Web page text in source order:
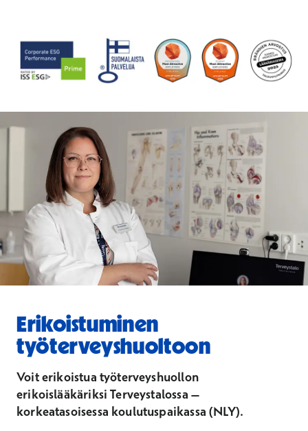
Erikoistuminen
työterveyshuoltoon
Voit erikoistua työterveyshuollon
erikoislääkäriksi Terveystalossa –
korkeatasoisessa koulutuspaikassa (NLY).